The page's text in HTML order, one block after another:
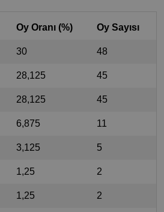
Oy Oranı (%) Oy Sayısı
30 48
28,125 45
28,125 45
6,875 11
3,125 5
1,25 2
1,25 2